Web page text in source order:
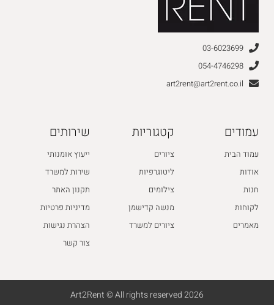
03-6023699
054-4746298
art2rent@art2rent.co.il
עמודים
עמוד הבית
אודות
חנות
לקוחות
מאמרים
קטגוריות
ציורים
ליטוגרפיות
צילומים
מנשה קדישמן
ציורים למשרד
שירותים
ייעוץ אומנותי
שירות למשרד
תקנון האתר
מדיניות פרטיות
הצהרת נגישות
צור קשר
2026 Art2Rent © All rights reserved